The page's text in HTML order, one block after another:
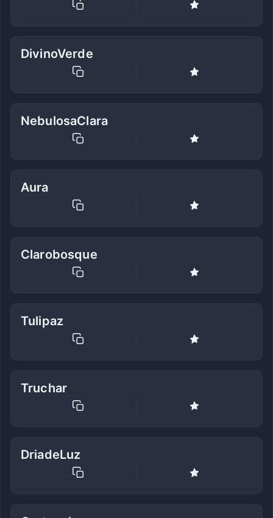
DivinoVerde
NebulosaClara
Aura
Clarobosque
Tulipaz
Truchar
DriadeLuz